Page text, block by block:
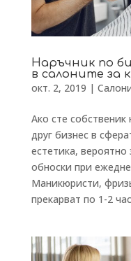
Наръчник по
в салоните за
окт. 2, 2019 |
Ако сте
друг бизнес в
естетика,
обноски при
Маникюристи,
прекарват по 1-2